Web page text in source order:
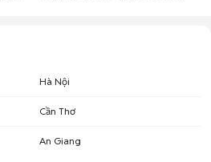
Hà Nội
Cần Thơ
An Giang